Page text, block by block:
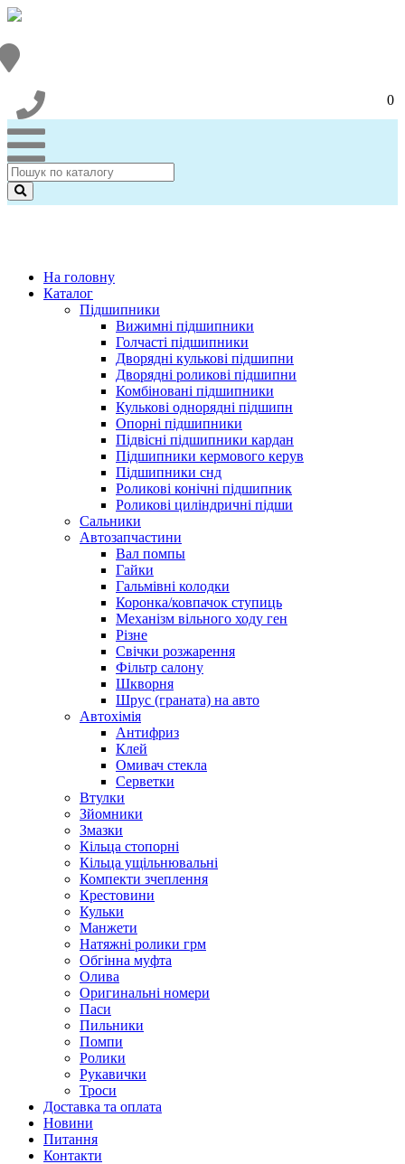
0
На головну
Каталог
Підшипники
Вижимні підшипники
Голчасті підшипники
Дворядні кулькові підшипни
Дворядні роликові підшипни
Комбіновані підшипники
Кулькові однорядні підшипн
Опорні підшипники
Підвісні підшипники кардан
Підшипники кермового керув
Підшипники снд
Роликові конічні підшипник
Роликові циліндричні підши
Сальники
Автозапчастини
Вал помпы
Гайки
Гальмівні колодки
Коронка/ковпачок ступиць
Механізм вільного ходу ген
Різне
Свічки розжарення
Фільтр салону
Шкворня
Шрус (граната) на авто
Автохімія
Антифриз
Клей
Омивач стекла
Серветки
Втулки
Зйомники
Змазки
Кільца стопорні
Кільца ущільнювальні
Компекти зчеплення
Крестовини
Кульки
Манжети
Натяжні ролики грм
Обгінна муфта
Олива
Оригинальні номери
Паси
Пильники
Помпи
Ролики
Рукавички
Троси
Доставка та оплата
Новини
Питання
Контакти